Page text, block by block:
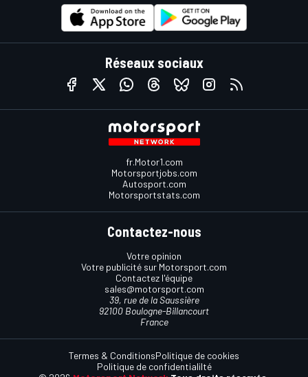
Réseaux sociaux
fr.Motor1.com
Motorsportjobs.com
Autosport.com
Motorsportstats.com
Contactez-nous
Votre opinion
Votre publicité sur Motorsport.com
Contactez l'équipe
sales@motorsport.com
39, rue de la Saussière
92100 Boulogne-Billancourt
France
Termes & ConditionsPolitique de cookies
Politique de confidentialilté